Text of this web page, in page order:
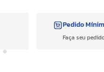
Pedido
Faça seu